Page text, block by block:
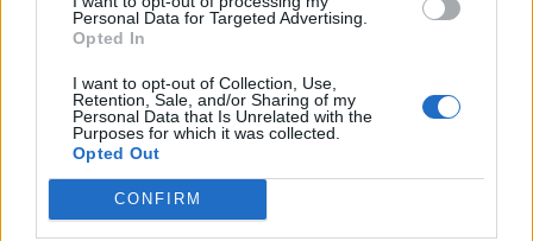
Personal Data for Targeted Advertising.
Opted In
I want to opt-out of Collection, Use,
Retention, Sale, and/or Sharing of my
Personal Data that Is Unrelated with the
Purposes for which it was collected.
Opted Out
CONFIRM
Médiatér
Liget
Krónika
Bihari Napló
Erdélyi Napló
Főtér